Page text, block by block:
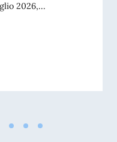
2026,...
AICS “Minoranze